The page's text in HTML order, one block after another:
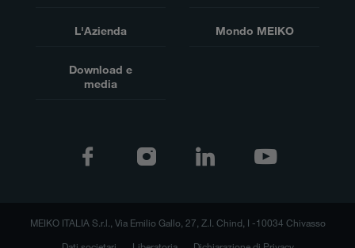
L'Azienda Mondo MEIKO
Download e
media
MEIKO ITALIA S.r.l., Via Emilio Gallo, 27, Z.I. Chind, I -10034 Chivasso